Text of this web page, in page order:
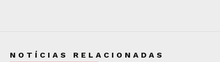
NOTÍCIAS RELACIONADAS